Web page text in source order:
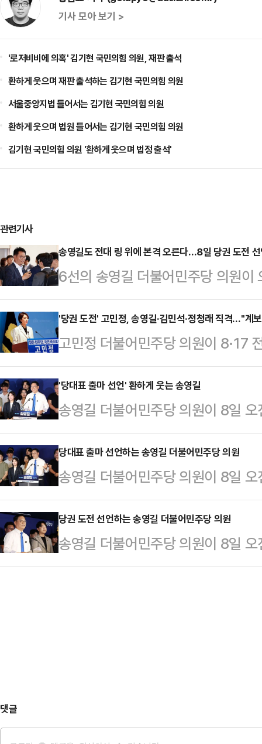
기사 모아 보기 >
'로저비비에 의혹' 김기현 국민의힘 의원, 재판 출석
환하게 웃으며 재판 출석하는 김기현 국민의힘 의원
서울중앙지법 들어서는 김기현 국민의힘 의원
환하게 웃으며 법원 들어서는 김기현 국민의힘 의원
김기현 국민의힘 의원 '환하게 웃으며 법정 출석'
관련기사
송영길도 전대 링 위에 본격 오른다…8일 당권 도전
6선의 송영길 더불어민주당 의원
측은 7일 언론 공지를 통해 8일 오
8월 전당대회 당대표 출마를 선언
택한 건, 이재명 대통령의 당원주권
풀이된다. 당원존은 2022년 10월
첫 업무지시로 설치한 공간이다.송
제23대 총선 승리의 기반을 마련하
다.앞서 민…
'당권 도전' 고민정, 송영길·김민석·정청래 직격…"계
고민정 더불어민주당 의원이 8·17
면서 최근 적통 논쟁 등에 휩싸인
무총리, 정청래 전 대표 등을 향해 "
은 관심도 없는 누가 누구의 계보인
있는 것은 아닌가"라고 직격했다.
고 차기 당권 도전을 선언하며 "민
인지 치열하게 성찰하고 대안을 모
고 강조했다.…
'당대표 출마 선언' 환하게 웃는 송영길
송영길 더불어민주당 의원이 8일
당원존에서 당대표 출마 선언 기자
당대표 출마 선언하는 송영길 더불어민주당 의원
송영길 더불어민주당 의원이 8일
당원존에서 당대표 출마 선언 기자
당권 도전 선언하는 송영길 더불어민주당 의원
송영길 더불어민주당 의원이 8일
당원존에서 당대표 출마 선언 기자
댓글